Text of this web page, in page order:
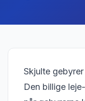
Skjulte
Den billige